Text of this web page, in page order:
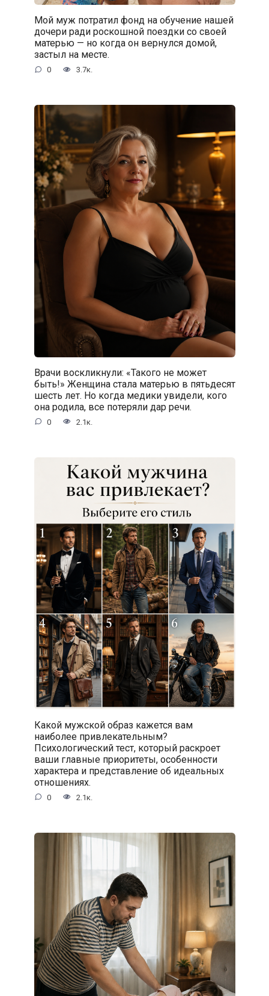
Мой муж потратил фонд на обучение нашей
дочери ради роскошной поездки со своей
матерью — но когда он вернулся домой,
застыл на месте.
0 3.7к.
Врачи воскликнули: «Такого не может
быть!» Женщина стала матерью в пятьдесят
шесть лет. Но когда медики увидели, кого
она родила, все потеряли дар речи.
0 2.1к.
Какой мужской образ кажется вам
наиболее привлекательным?
Психологический тест, который раскроет
ваши главные приоритеты, особенности
характера и представление об идеальных
отношениях.
0 2.1к.